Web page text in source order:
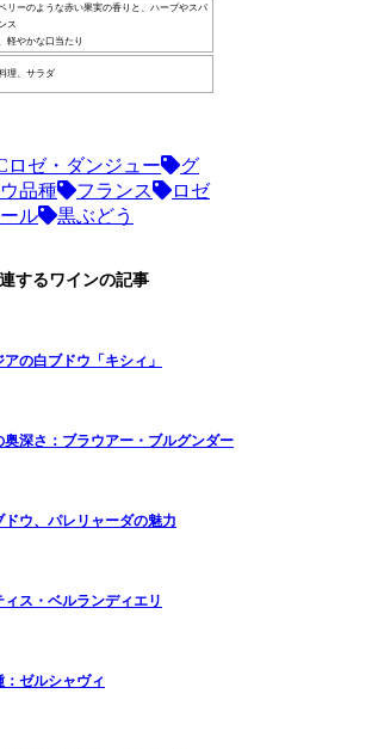
リーのような赤い果実の香りと、ハーブやスパ
ス
軽やかな口当たり
理、サラダ
ロゼ・ダンジュー
グ
品種 フランス
ロゼ
ル 黒ぶどう
するワインの記事
の白ブドウ「キシィ」
深さ：ブラウアー・ブルグンダー
ウ、パレリャーダの魅力
ス・ベルランディエリ
ゼルシャヴィ